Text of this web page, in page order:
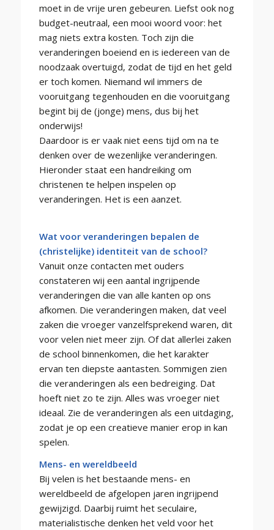
moet in de vrije uren gebeuren. Liefst ook nog
budget-neutraal, een mooi woord voor: het
mag niets extra kosten. Toch zijn die
veranderingen boeiend en is iedereen van de
noodzaak overtuigd, zodat de tijd en het geld
er toch komen. Niemand wil immers de
vooruitgang tegenhouden en die vooruitgang
begint bij de (jonge) mens, dus bij het
onderwijs!
Daardoor is er vaak niet eens tijd om na te
denken over de wezenlijke veranderingen.
Hieronder staat een handreiking om
christenen te helpen inspelen op
veranderingen. Het is een aanzet.
Wat voor veranderingen bepalen de
(christelijke) identiteit van de school?
Vanuit onze contacten met ouders
constateren wij een aantal ingrijpende
veranderingen die van alle kanten op ons
afkomen. Die veranderingen maken, dat veel
zaken die vroeger vanzelfsprekend waren, dit
voor velen niet meer zijn. Of dat allerlei zaken
de school binnenkomen, die het karakter
ervan ten diepste aantasten. Sommigen zien
die veranderingen als een bedreiging. Dat
hoeft niet zo te zijn. Alles was vroeger niet
ideaal. Zie de veranderingen als een uitdaging,
zodat je op een creatieve manier erop in kan
spelen.
Mens- en wereldbeeld
Bij velen is het bestaande mens- en
wereldbeeld de afgelopen jaren ingrijpend
gewijzigd. Daarbij ruimt het seculaire,
materialistische denken het veld voor het